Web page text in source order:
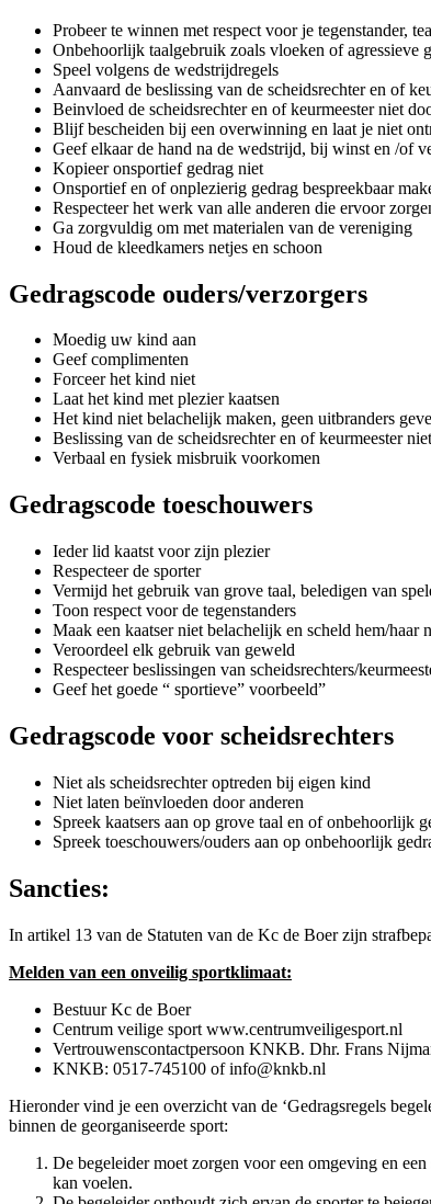
Probeer te winnen met respect voor je tegenstander,
Onbehoorlijk taalgebruik zoals vloeken of agressieve
Speel volgens de wedstrijdregels
Aanvaard de beslissing van de scheidsrechter en of
Beinvloed de scheidsrechter en of keurmeester niet
Blijf bescheiden bij een overwinning en laat je niet
Geef elkaar de hand na de wedstrijd, bij winst en /of
Kopieer onsportief gedrag niet
Onsportief en of onplezierig gedrag bespreekbaar
Respecteer het werk van alle anderen die ervoor
Ga zorgvuldig om met materialen van de vereniging
Houd de kleedkamers netjes en schoon
Gedragscode ouders/verzorgers
Moedig uw kind aan
Geef complimenten
Forceer het kind niet
Laat het kind met plezier kaatsen
Het kind niet belachelijk maken, geen uitbranders
Beslissing van de scheidsrechter en of keurmeester
Verbaal en fysiek misbruik voorkomen
Gedragscode toeschouwers
Ieder lid kaatst voor zijn plezier
Respecteer de sporter
Vermijd het gebruik van grove taal, beledigen van
Toon respect voor de tegenstanders
Maak een kaatser niet belachelijk en scheld hem/haar
Veroordeel elk gebruik van geweld
Respecteer beslissingen van scheidsrechters/
Geef het goede “ sportieve” voorbeeld”
Gedragscode voor scheidsrechters
Niet als scheidsrechter optreden bij eigen kind
Niet laten beïnvloeden door anderen
Spreek kaatsers aan op grove taal en of onbehoorlijk
Spreek toeschouwers/ouders aan op onbehoorlijk
Sancties:
In artikel 13 van de Statuten van de Kc de Boer zijn
Melden van een onveilig sportklimaat:
Bestuur Kc de Boer
Centrum veilige sport www.centrumveiligesport.nl
Vertrouwenscontactpersoon KNKB. Dhr. Frans
KNKB: 0517-745100 of info@knkb.nl
Hieronder vind je een overzicht van de ‘Gedragsregels
binnen de georganiseerde sport:
De begeleider moet zorgen voor een omgeving en
kan voelen.